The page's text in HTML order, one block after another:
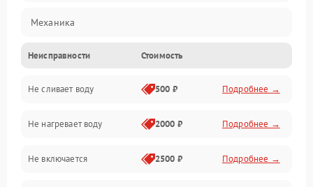
Механика
Управление
Электропитание
Датчики
Нагрев
Неисправности Стоимость
Не сливает воду 500 ₽ Подробнее →
Не нагревает воду 2000 ₽ Подробнее →
Не включается 2500 ₽ Подробнее →